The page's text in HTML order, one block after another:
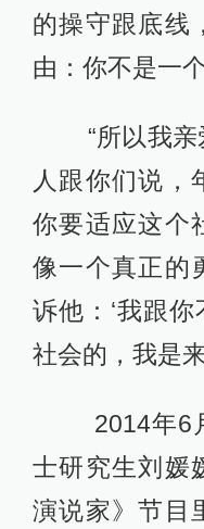
的操守跟底线
由：你不是一
“所以我亲
人跟你们说，
你要适应这个
像一个真正的
诉他：‘我跟
社会的，我是
2014年6月
士研究生刘媛
演说家》节目